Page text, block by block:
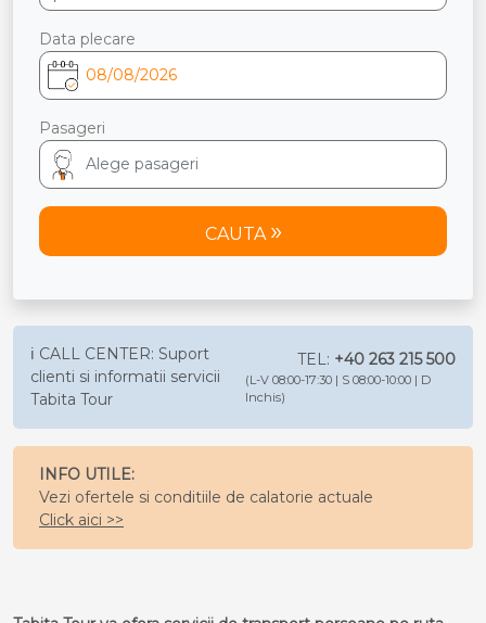
Data plecare
Pasageri
CAUTA
ℹ️ CALL CENTER: Suport
clienti si informatii servicii
Tabita Tour
TEL: +40 263 215 500
(L-V 08:00-17:30 | S 08:00-10:00 | D
Inchis)
INFO UTILE:
Vezi ofertele si conditiile de calatorie actuale
Click aici >>